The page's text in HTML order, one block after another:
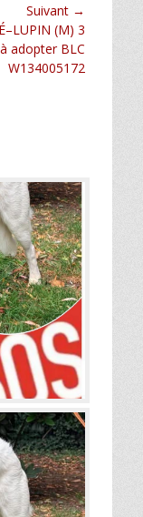
Suivant →
(M) 3
adopter BLC
W134005172